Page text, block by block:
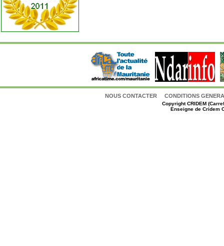
NOUS CONTACTER CONDITIONS
CopyrightCRIDEM
Enseigne de Cridem